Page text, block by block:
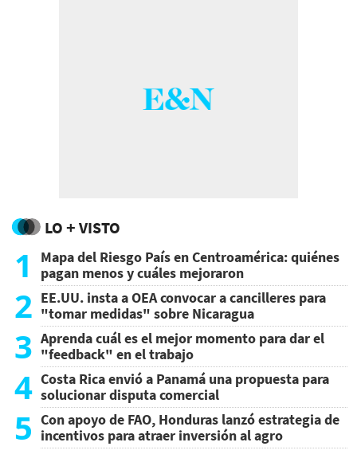
LO + VISTO
1
Mapa del Riesgo País en Centroamérica: quiénes
pagan menos y cuáles mejoraron
2 EE.UU. insta a OEA convocar a cancilleres para
"tomar medidas" sobre Nicaragua
3 Aprenda cuál es el mejor momento para dar el
"feedback" en el trabajo
4 Costa Rica envió a Panamá una propuesta para
solucionar disputa comercial
5 Con apoyo de FAO, Honduras lanzó estrategia de
incentivos para atraer inversión al agro